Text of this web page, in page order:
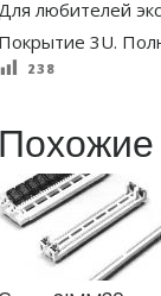
Для любителей
Покрытие 3U.
238
Похожие